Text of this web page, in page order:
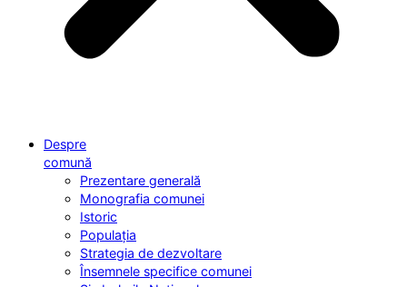
Despre
comună
Prezentare generală
Monografia comunei
Istoric
Populația
Strategia de dezvoltare
Însemnele specifice comunei